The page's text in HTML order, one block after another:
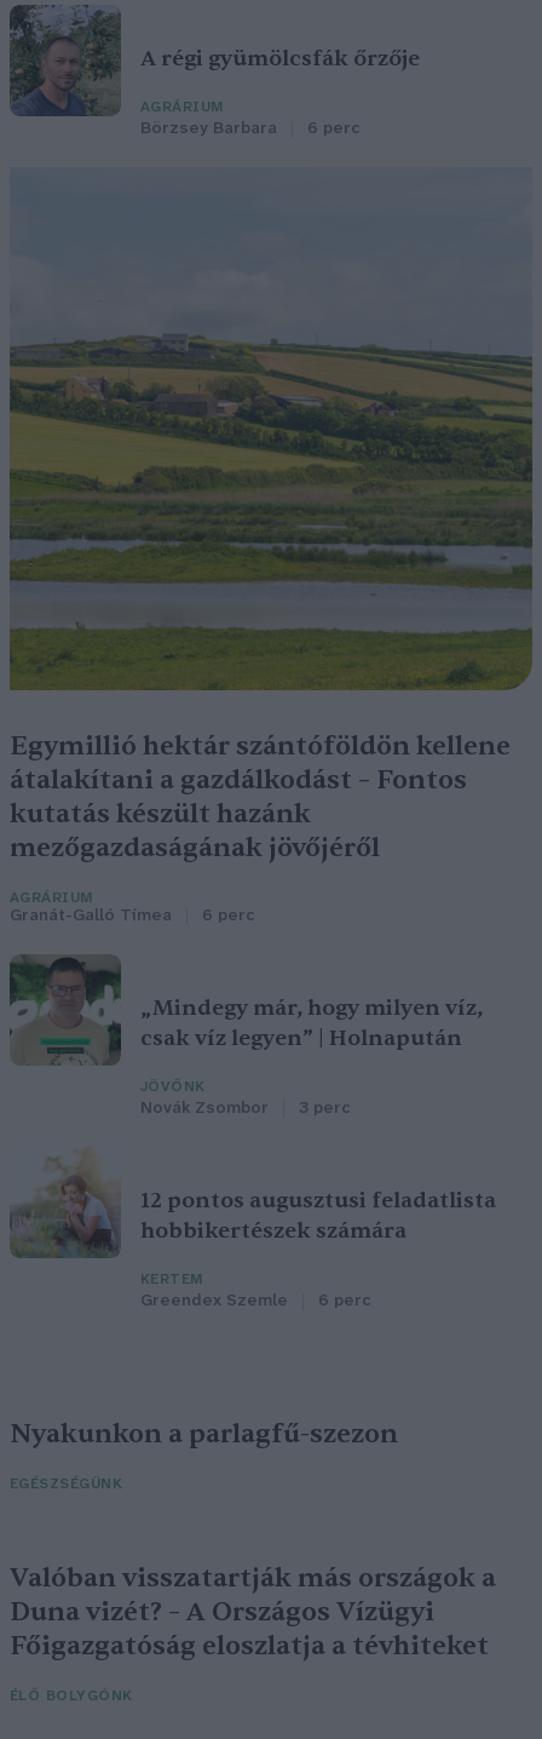
A régi gyümölcsfák őrzője
AGRÁRIUM
Börzsey Barbara 6 perc
Egymillió hektár szántóföldön kellene
átalakítani a gazdálkodást – Fontos
kutatás készült hazánk
mezőgazdaságának jövőjéről
AGRÁRIUM
Granát-Galló Tímea 6 perc
„Mindegy már, hogy milyen víz,
csak víz legyen” | Holnapután
JÖVŐNK
Novák Zsombor 3 perc
12 pontos augusztusi feladatlista
hobbikertészek számára
KERTEM
Greendex Szemle 6 perc
Nyakunkon a parlagfű-szezon
EGÉSZSÉGÜNK
Valóban visszatartják más országok a
Duna vizét? – A Országos Vízügyi
Főigazgatóság eloszlatja a tévhiteket
ÉLŐ BOLYGÓNK